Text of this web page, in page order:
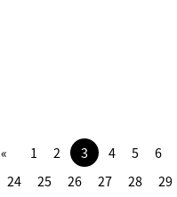
1 2 3 4 5 6
24
25 26 27 28 29